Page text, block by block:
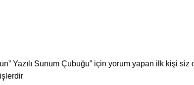
Yazılı Sunum Çubuğu” için yorum yapan ilk kişi siz